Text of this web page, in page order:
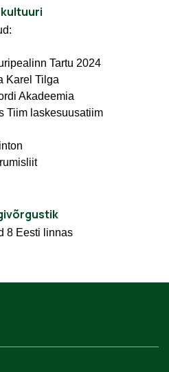
Tartu 2024
Karel Tilga
Akadeemia
Tiim laskesuusatiim
8 Eesti linnas